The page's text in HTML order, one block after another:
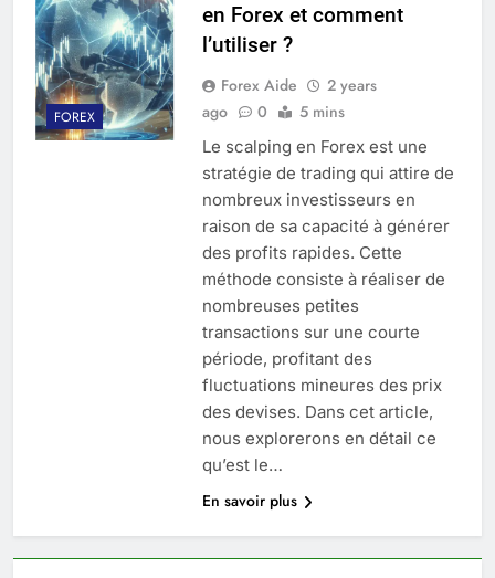
FOREX
en Forex et comment
l’utiliser ?
Forex Aide
2 years
ago
0 5 mins
Le scalping en Forex est une
stratégie de trading qui attire de
nombreux investisseurs en
raison de sa capacité à générer
des profits rapides. Cette
méthode consiste à réaliser de
nombreuses petites
transactions sur une courte
période, profitant des
fluctuations mineures des prix
des devises. Dans cet article,
nous explorerons en détail ce
qu’est le…
En savoir plus